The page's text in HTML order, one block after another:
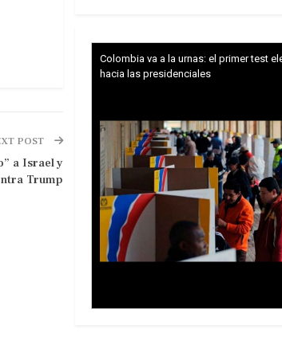
POST
a Israel y
Trump
Colombia va a la urnas: el primer test
hacia las presidenciales